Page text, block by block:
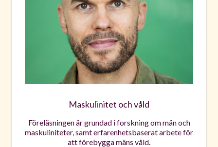
Maskulinitet och våld
Föreläsningen är grundad i forskning om män och
maskuliniteter, samt erfarenhetsbaserat arbete för
att förebygga mäns våld.